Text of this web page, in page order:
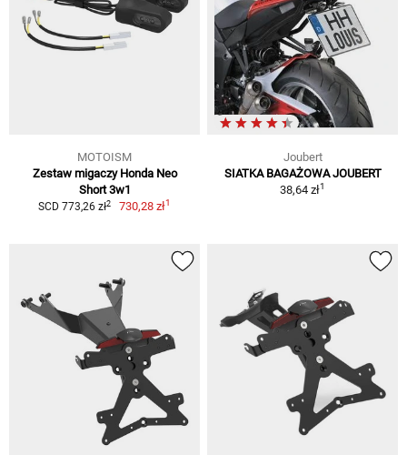
MOTOISM
Zestaw migaczy Honda Neo
Short 3w1
SCD 773,26 zł2 730,28 zł1
Joubert
SIATKA BAGAŻOWA JOUBERT
38,64 zł1